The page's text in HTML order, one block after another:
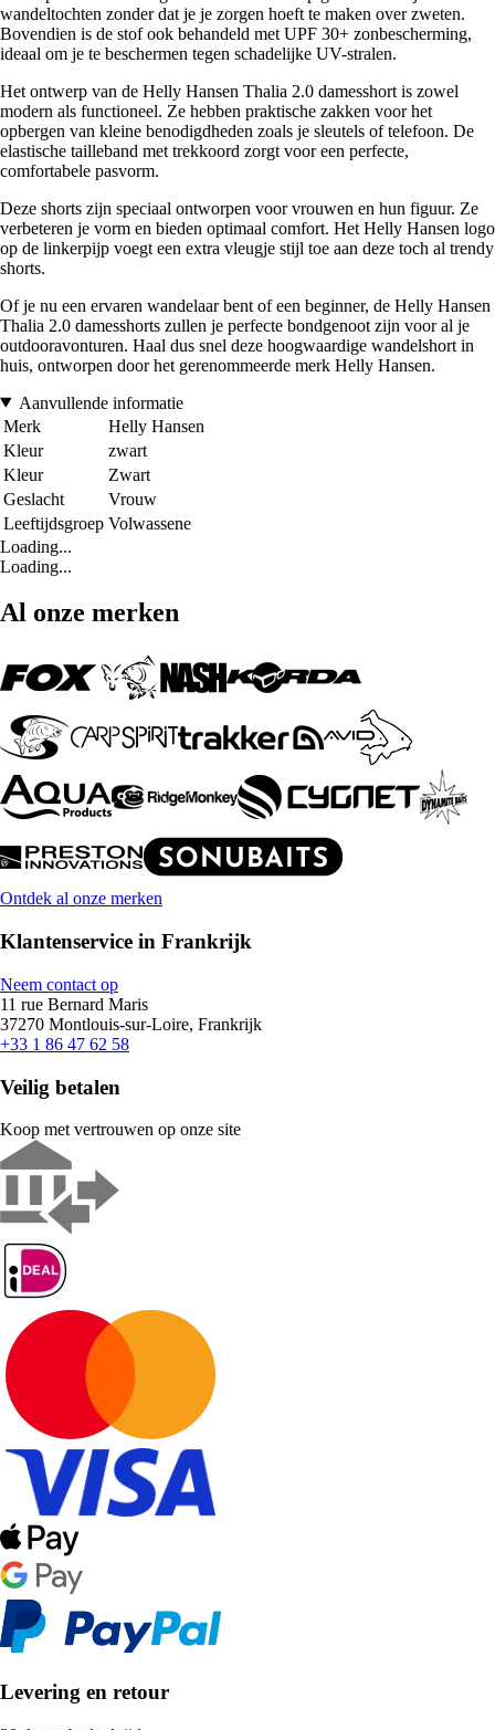
wandeltochten zonder dat je je zorgen hoeft te maken over zweten.
Bovendien is de stof ook behandeld met UPF 30+ zonbescherming,
ideaal om je te beschermen tegen schadelijke UV-stralen.
Het ontwerp van de Helly Hansen Thalia 2.0 damesshort is zowel
modern als functioneel. Ze hebben praktische zakken voor het
opbergen van kleine benodigdheden zoals je sleutels of telefoon. De
elastische tailleband met trekkoord zorgt voor een perfecte,
comfortabele pasvorm.
Deze shorts zijn speciaal ontworpen voor vrouwen en hun figuur. Ze
verbeteren je vorm en bieden optimaal comfort. Het Helly Hansen logo
op de linkerpijp voegt een extra vleugje stijl toe aan deze toch al trendy
shorts.
Of je nu een ervaren wandelaar bent of een beginner, de Helly Hansen
Thalia 2.0 damesshorts zullen je perfecte bondgenoot zijn voor al je
outdooravonturen. Haal dus snel deze hoogwaardige wandelshort in
huis, ontworpen door het gerenommeerde merk Helly Hansen.
Aanvullende informatie
Merk
Helly Hansen
Kleur
zwart
Kleur
Zwart
Geslacht
Vrouw
Leeftijdsgroep Volwassene
Loading...
Loading...
Al onze merken
Ontdek al onze merken
Klantenservice in Frankrijk
Neem contact op
11 rue Bernard Maris
37270 Montlouis-sur-Loire, Frankrijk
+33 1 86 47 62 58
Veilig betalen
Koop met vertrouwen op onze site
Levering en retour